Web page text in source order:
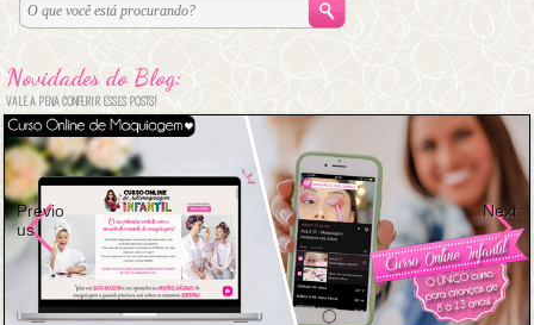
Novidades do Blog:
VALE A PENA CONFERIR ESSES POSTS!
Previo
us
Next